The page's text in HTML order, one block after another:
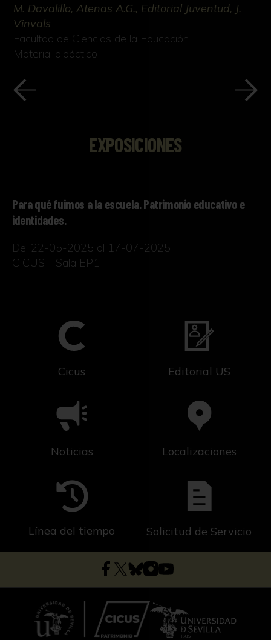
M. Davalillo, Atenas A.G., Editorial Juventud, J.
Vinvals
Facultad de Ciencias de la Educación
Material didáctico
EXPOSICIONES
Para qué fuimos a la escuela. Patrimonio educativo e
identidades.
Del 22-05-2025 al 17-07-2025
CICUS - Sala EP1
Cicus Editorial US
Noticias Localizaciones
Línea del tiempo Solicitud de Servicio